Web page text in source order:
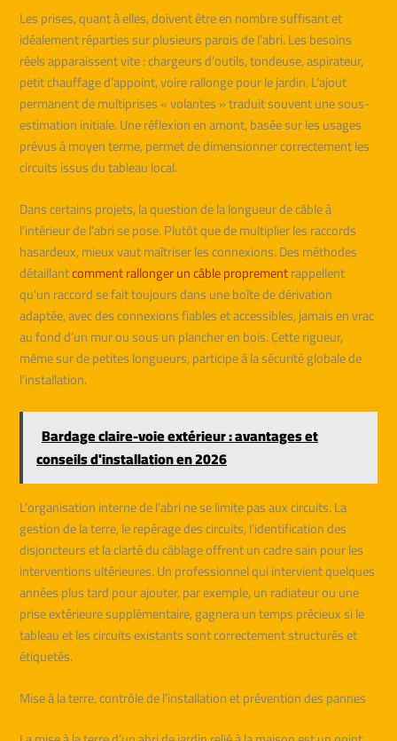
Les prises, quant à elles, doivent être en nombre suffisant et
idéalement réparties sur plusieurs parois de l’abri. Les besoins
réels apparaissent vite : chargeurs d’outils, tondeuse, aspirateur,
petit chauffage d’appoint, voire rallonge pour le jardin. L’ajout
permanent de multiprises « volantes » traduit souvent une sous-
estimation initiale. Une réflexion en amont, basée sur les usages
prévus à moyen terme, permet de dimensionner correctement les
circuits issus du tableau local.
Dans certains projets, la question de la longueur de câble à
l’intérieur de l’abri se pose. Plutôt que de multiplier les raccords
hasardeux, mieux vaut maîtriser les connexions. Des méthodes
détaillantcomment rallonger un câble proprementrappellent
qu’un raccord se fait toujours dans une boîte de dérivation
adaptée, avec des connexions fiables et accessibles, jamais en vrac
au fond d’un mur ou sous un plancher en bois. Cette rigueur,
même sur de petites longueurs, participe à la sécurité globale de
l’installation.
Bardage claire-voie extérieur : avantages et
conseils d'installation en 2026
L’organisation interne de l’abri ne se limite pas aux circuits. La
gestion de la terre, le repérage des circuits, l’identification des
disjoncteurs et la clarté du câblage offrent un cadre sain pour les
interventions ultérieures. Un professionnel qui intervient quelques
années plus tard pour ajouter, par exemple, un radiateur ou une
prise extérieure supplémentaire, gagnera un temps précieux si le
tableau et les circuits existants sont correctement structurés et
étiquetés.
Mise à la terre, contrôle de l’installation et prévention des pannes